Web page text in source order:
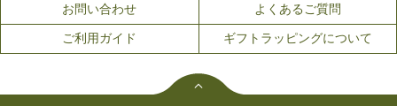
お問い合わせ よくあるご質問
ご利用ガイド ギフトラッピングについて